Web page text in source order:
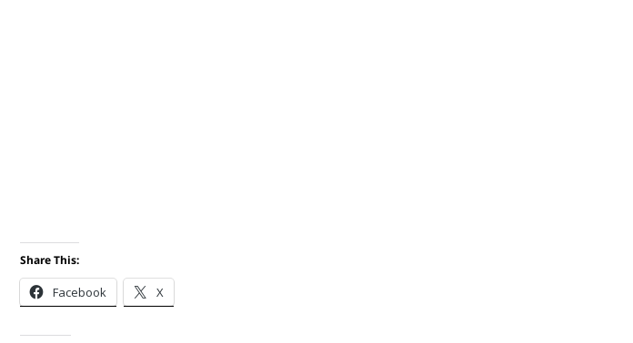
Share This:
Facebook X